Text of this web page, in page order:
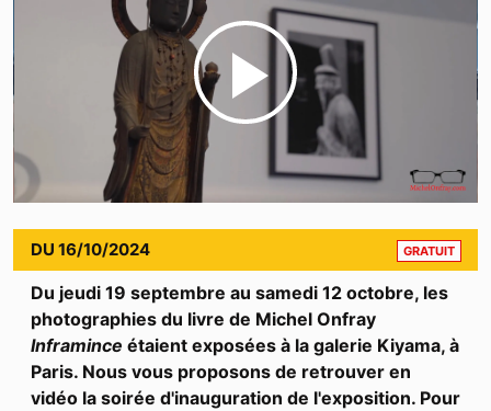
Play
Video
DU 16/10/2024 GRATUIT
Du jeudi 19 septembre au samedi 12 octobre, les
photographies du livre de Michel Onfray
Inframince étaient exposées à la galerie Kiyama, à
Paris. Nous vous proposons de retrouver en
vidéo la soirée d'inauguration de l'exposition. Pour